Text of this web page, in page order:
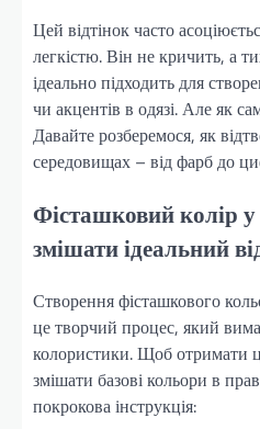
Цей відтінок часто
легкістю. Він не кричить, а
ідеально підходить для
чи акцентів в одязі. Але як
Давайте розберемося, як
середовищах – від фарб до
Фісташковий колір
змішати ідеальний
Створення фісташкового
це творчий процес, який
колористики. Щоб отримати
змішати базові кольори в
покрокова інструкція: